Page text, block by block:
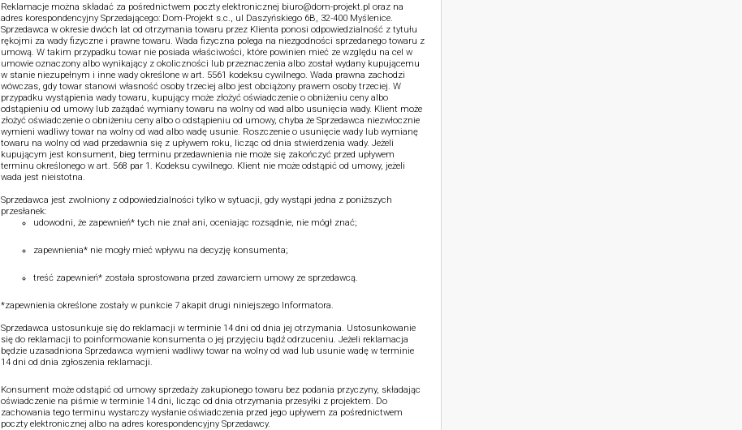
Reklamacje można składać za pośrednictwem poczty elektronicznej biuro@dom-projekt.pl oraz na
adres korespondencyjny Sprzedającego: Dom-Projekt s.c., ul Daszyńskiego 6B, 32-400 Myślenice.
Sprzedawca w okresie dwóch lat od otrzymania towaru przez Klienta ponosi odpowiedzialność z tytułu
rękojmi za wady fizyczne i prawne towaru. Wada fizyczna polega na niezgodności sprzedanego towaru z
umową. W takim przypadku towar nie posiada właściwości, które powinien mieć ze względu na cel w
umowie oznaczony albo wynikający z okoliczności lub przeznaczenia albo został wydany kupującemu
w stanie niezupełnym i inne wady określone w art. 5561 kodeksu cywilnego. Wada prawna zachodzi
wówczas, gdy towar stanowi własność osoby trzeciej albo jest obciążony prawem osoby trzeciej. W
przypadku wystąpienia wady towaru, kupujący może złożyć oświadczenie o obniżeniu ceny albo
odstąpieniu od umowy lub zażądać wymiany towaru na wolny od wad albo usunięcia wady. Klient może
złożyć oświadczenie o obniżeniu ceny albo o odstąpieniu od umowy, chyba że Sprzedawca niezwłocznie
wymieni wadliwy towar na wolny od wad albo wadę usunie. Roszczenie o usunięcie wady lub wymianę
towaru na wolny od wad przedawnia się z upływem roku, licząc od dnia stwierdzenia wady. Jeżeli
kupującym jest konsument, bieg terminu przedawnienia nie może się zakończyć przed upływem
terminu określonego w art. 568 par 1. Kodeksu cywilnego. Klient nie może odstąpić od umowy, jeżeli
wada jest nieistotna.
Sprzedawca jest zwolniony z odpowiedzialności tylko w sytuacji, gdy wystąpi jedna z poniższych
przesłanek:
udowodni, że zapewnień* tych nie znał ani, oceniając rozsądnie, nie mógł znać;
zapewnienia* nie mogły mieć wpływu na decyzję konsumenta;
treść zapewnień* została sprostowana przed zawarciem umowy ze sprzedawcą.
*zapewnienia określone zostały w punkcie 7 akapit drugi niniejszego Informatora.
Sprzedawca ustosunkuje się do reklamacji w terminie 14 dni od dnia jej otrzymania. Ustosunkowanie
się do reklamacji to poinformowanie konsumenta o jej przyjęciu bądź odrzuceniu. Jeżeli reklamacja
będzie uzasadniona Sprzedawca wymieni wadliwy towar na wolny od wad lub usunie wadę w terminie
14 dni od dnia zgłoszenia reklamacji.
Konsument może odstąpić od umowy sprzedaży zakupionego towaru bez podania przyczyny, składając
oświadczenie na piśmie w terminie 14 dni, licząc od dnia otrzymania przesyłki z projektem. Do
zachowania tego terminu wystarczy wysłanie oświadczenia przed jego upływem za pośrednictwem
poczty elektronicznej albo na adres korespondencyjny Sprzedawcy.